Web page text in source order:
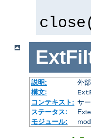
説明:
外
構文:
コンテキスト: サ
ステータス:
モジュール: